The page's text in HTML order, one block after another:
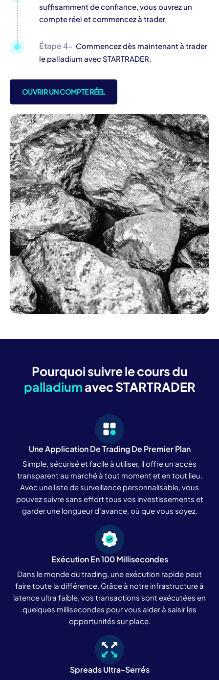
suffisamment de confiance, vous ouvrez un
compte réel et commencez à trader.
Étape 4- Commencez dès maintenant à trader
le palladium avec STARTRADER.
OUVRIR UN COMPTE RÉEL
Pourquoi suivre le cours du
palladiumavec STARTRADER
Une Application De Trading De Premier Plan
Simple, sécurisé et facile à utiliser, il offre un accès
transparent au marché à tout moment et en tout lieu.
Avec une liste de surveillance personnalisable, vous
pouvez suivre sans effort tous vos investissements et
garder une longueur d'avance, où que vous soyez.
Exécution En 100 Millisecondes
Dans le monde du trading, une exécution rapide peut
faire toute la différence. Grâce à notre infrastructure à
latence ultra faible, vos transactions sont exécutées en
quelques millisecondes pour vous aider à saisir les
opportunités sur place.
Spreads Ultra-Serrés